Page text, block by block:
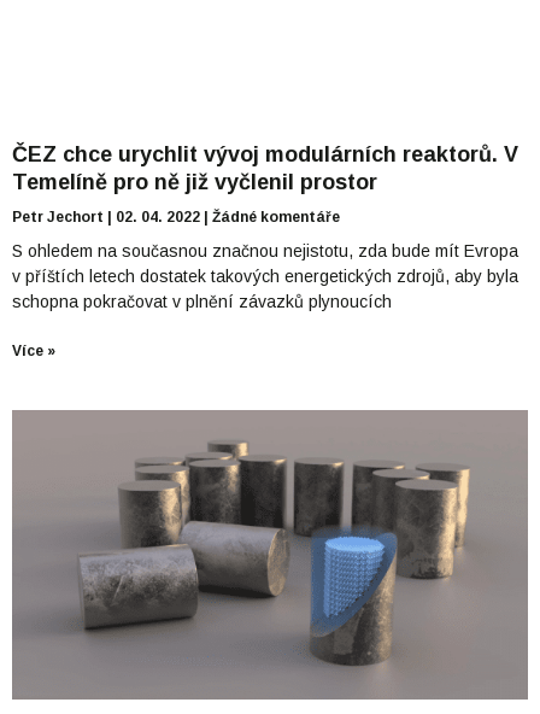
ČEZ chce urychlit vývoj modulárních reaktorů. V
Temelíně pro ně již vyčlenil prostor
Petr Jechort 02. 04. 2022 Žádné komentáře
S ohledem na současnou značnou nejistotu, zda bude mít Evropa
v příštích letech dostatek takových energetických zdrojů, aby byla
schopna pokračovat v plnění závazků plynoucích
Více »